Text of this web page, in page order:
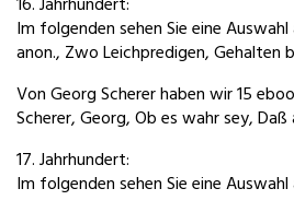
Im folgenden sehen Sie eine
anon., Zwo Leichpredigen, Gehalten
Von Georg Scherer haben wir 15
Scherer, Georg, Ob es wahr sey,
17. Jahrhundert:
Im folgenden sehen Sie eine